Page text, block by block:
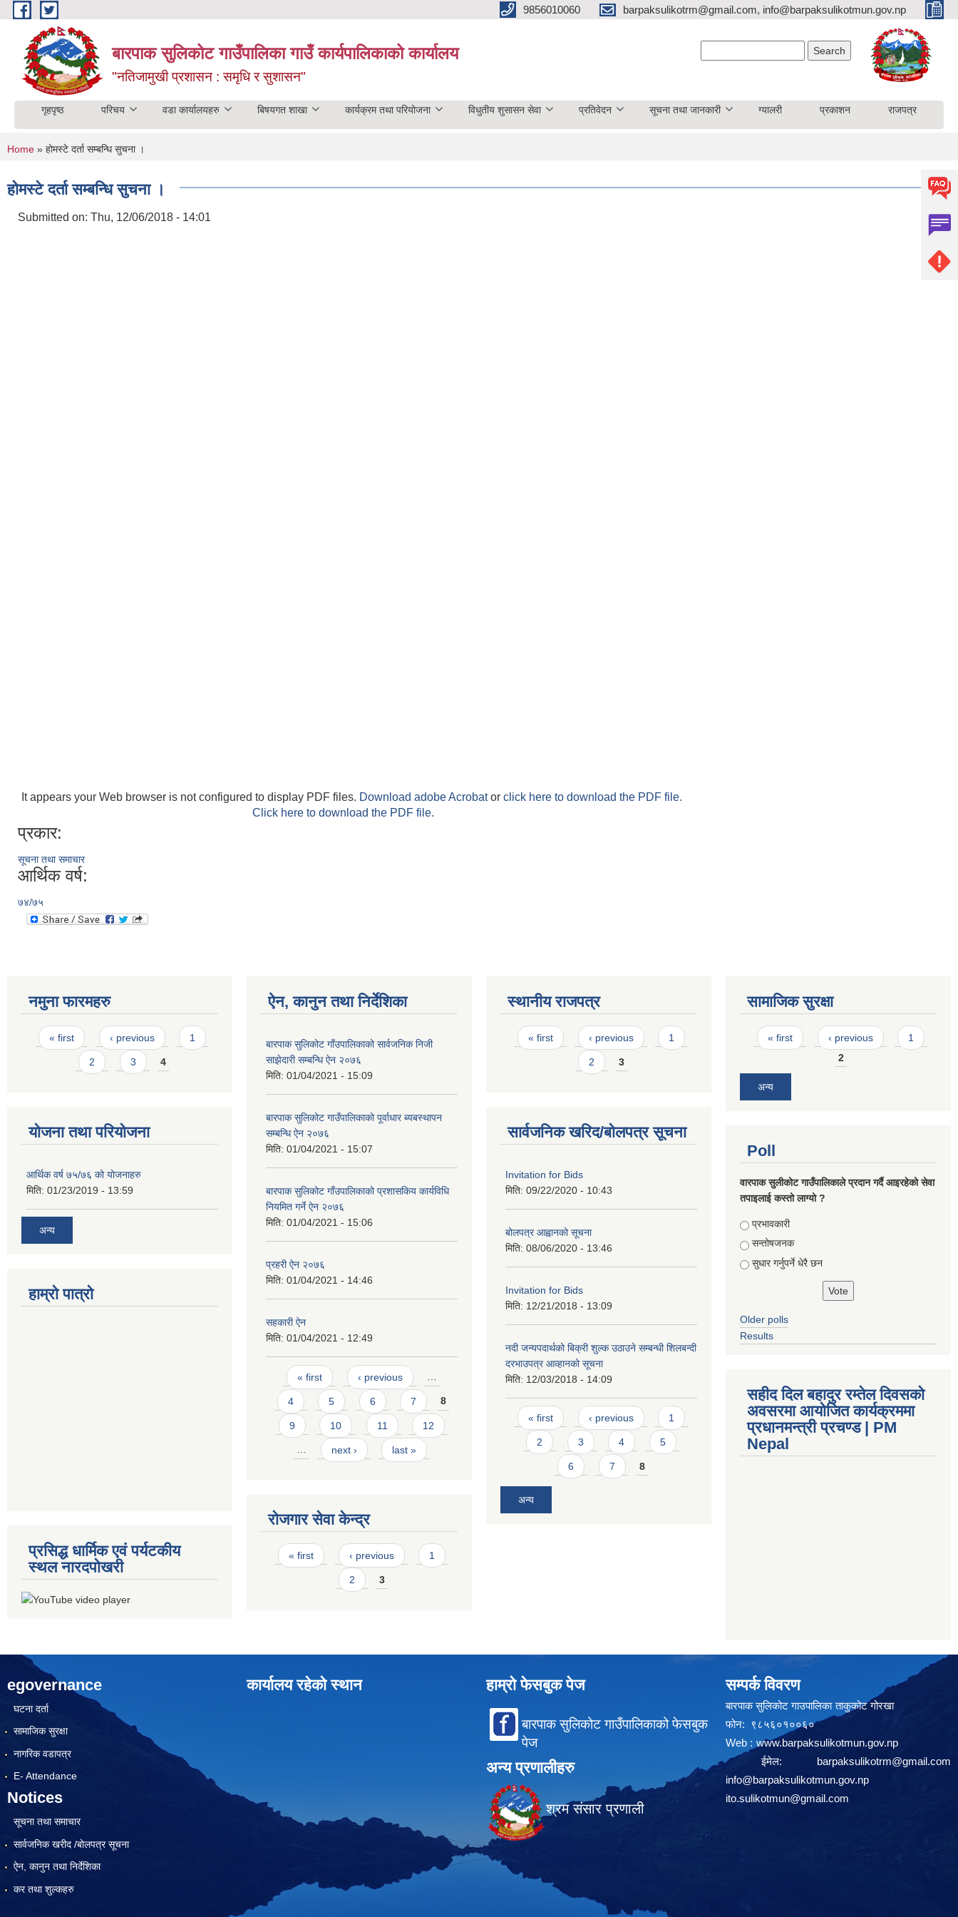
Skip to main content 9856010060 barpaksulikotrm@gmail.com, info@barpaksulikotmun.gov.np
बारपाक सुलिकोट गाउँपालिका गाउँ कार्यपालिकाको कार्यालय
"नतिजामुखी प्रशासन : समृधि र सुशासन"
गृहपृष्ठ परिचय वडा कार्यालयहरु बिषयगत शाखा कार्यक्रम तथा परियोजना विधुतीय शुसासन सेवा प्रतिवेदन सूचना तथा जानकारी ग्यालरी प्रकाशन राजपत्र
You are here
Home » होमस्टे दर्ता सम्बन्धि सुचना ।
होमस्टे दर्ता सम्बन्धि सुचना ।
Submitted on: Thu, 12/06/2018 - 14:01
It appears your Web browser is not configured to display PDF files. Download adobe Acrobator click here to download the PDF file.
Click here to download the PDF file.
प्रकार:
सूचना तथा समाचार
आर्थिक वर्ष:
७४/७५
नमुना फारमहरु
Pages
« first ‹ previous 1
2 3 4
योजना तथा परियोजना
आर्थिक वर्ष ७५/७६ को योजनाहरु
मिति: 01/23/2019 - 13:59
अन्य
हाम्रो पात्रो
प्रसिद्ध धार्मिक एवं पर्यटकीय
स्थल नारदपोखरी
ऐन, कानुन तथा निर्देशिका
बारपाक सुलिकोट गाँउपालिकाको सार्वजनिक निजी
साझेदारी सम्बन्धि ऐन २०७६
मिति: 01/04/2021 - 15:09
बारपाक सुलिकोट गाउँपालिकाको पूर्वाधार ब्यबस्थापन
सम्बन्धि ऐन २०७६
मिति: 01/04/2021 - 15:07
बारपाक सुलिकोट गाँउपालिकाको प्रशासकिय कार्यविधि
नियमित गर्ने ऐन २०७६
मिति: 01/04/2021 - 15:06
प्रहरी ऐन २०७६
मिति: 01/04/2021 - 14:46
सहकारी ऐन
मिति: 01/04/2021 - 12:49
Pages
« first ‹ previous …
4 5 6 7 8
9 10 11 12
… next › last »
रोजगार सेवा केन्द्र
Pages
« first ‹ previous 1
2 3
स्थानीय राजपत्र
Pages
« first ‹ previous 1
2 3
सार्वजनिक खरिद/बोलपत्र सूचना
Invitation for Bids
मिति: 09/22/2020 - 10:43
बोलपत्र आह्वानको सूचना
मिति: 08/06/2020 - 13:46
Invitation for Bids
मिति: 12/21/2018 - 13:09
नदी जन्यपदार्थको बिक्री शुल्क उठाउने सम्बन्धी शिलबन्दी
दरभाउपत्र आव्हानको सूचना
मिति: 12/03/2018 - 14:09
Pages
« first ‹ previous 1
2 3 4 5
6 7 8
अन्य
सामाजिक सुरक्षा
Pages
« first ‹ previous
1
2
अन्य
Poll
वारपाक सुलीकोट गाउँपालिकाले प्रदान गर्दै आइरहेको सेवा
तपाइलाई कस्तो लाग्यो ?
Choices
प्रभावकारी
सन्तोषजनक
सुधार गर्नुपर्ने धेरै छन
Older polls
Results
सहीद दिल बहादुर रम्तेल दिवसको
अवसरमा आयोजित कार्यक्रममा
प्रधानमन्त्री प्रचण्ड | PM
Nepal
egovernance
घटना दर्ता
सामाजिक सुरक्षा
नागरिक वडापत्र
E- Attendance
Notices
सूचना तथा समाचार
सार्वजनिक खरीद /बोलपत्र सूचना
ऐन, कानुन तथा निर्देशिका
कर तथा शुल्कहरु
कार्यालय रहेको स्थान हाम्रो फेसबुक पेज
बारपाक सुलिकोट गाउँपालिकाको फेसबुक
पेज
अन्य प्रणालीहरु
श्रम संसार प्रणाली
सम्पर्क विवरण
बारपाक सुलिकोट गाउपालिका ताकुकोट गोरखा
फोन: ९८५६०१००६०
Web : www.barpaksulikotmun.gov.np
ईमेल: barpaksulikotrm@gmail.com
info@barpaksulikotmun.gov.np
ito.sulikotmun@gmail.com